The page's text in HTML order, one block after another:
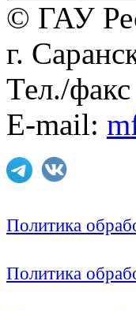
© ГАУ
г.
Тел./
E-mail:
Политика
Политика